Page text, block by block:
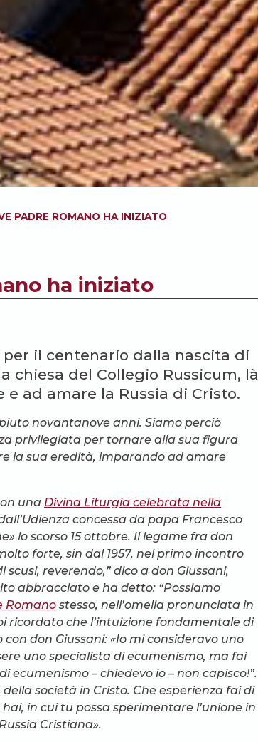
PADRE ROMANO HA INIZIATO
ha iniziato
per il centenario dalla nascita di
chiesa del Collegio Russicum, là
ad amare la Russia di Cristo.
novantanove anni. Siamo perciò
privilegiata per tornare alla sua figura
la sua eredità, imparando ad amare
una Divina Liturgia celebrata nella
concessa da papa Francesco
lo scorso 15 ottobre. Il legame fra don
forte, sin dal 1957, nel primo incontro
reverendo,” dico a don Giussani,
abbracciato e ha detto: “Possiamo
Romano stesso, nell’omelia pronunciata in
ricordato che l’intuizione fondamentale di
don Giussani: «Io mi consideravo uno
uno specialista di ecumenismo, ma fai
ecumenismo – chiedevo io – non capisco!”.
della società in Cristo. Che esperienza fai di
in cui tu possa sperimentare l’unione in
Cristiana».